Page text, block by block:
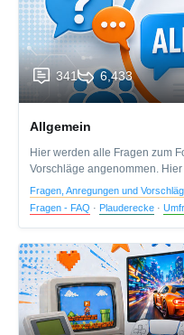
341 6,433
Allgemein
Hier werden alle Fragen zum
Vorschläge angenommen.
Fragen, Anregungen und
Fragen - FAQ · Plauderecke ·